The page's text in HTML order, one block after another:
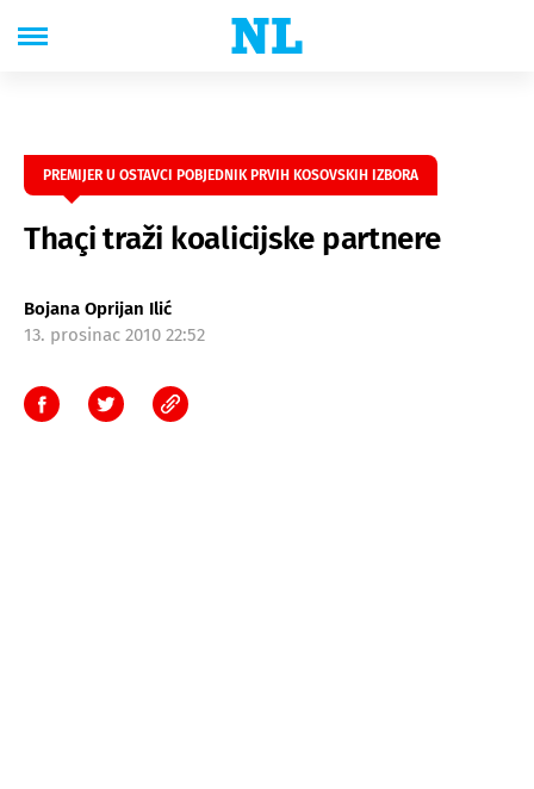
PREMIJER U OSTAVCI POBJEDNIK PRVIH KOSOVSKIH IZBORA
Thaçi traži koalicijske partnere
Bojana Oprijan Ilić
13. prosinac 2010 22:52